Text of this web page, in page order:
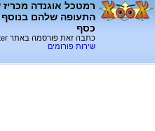
רמטכל אוגנדה
התעופה שלהם בנוסף
כסף
כתבה זאת פורסמה באתר rotter בתאריך 11-4-26 בשעה 01:34,
שירות פורומים